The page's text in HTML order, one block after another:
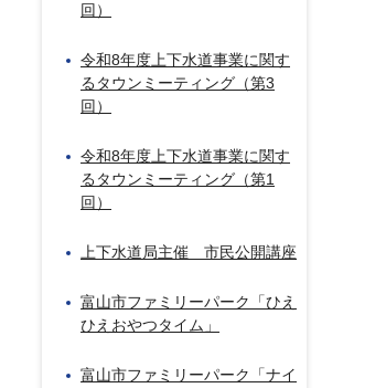
回）
令和8年度上下水道事業に関す
るタウンミーティング（第3
回）
令和8年度上下水道事業に関す
るタウンミーティング（第1
回）
上下水道局主催 市民公開講座
富山市ファミリーパーク「ひえ
ひえおやつタイム」
富山市ファミリーパーク「ナイ